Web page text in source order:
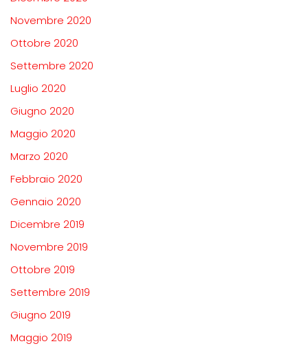
Novembre 2020
Ottobre 2020
Settembre 2020
Luglio 2020
Giugno 2020
Maggio 2020
Marzo 2020
Febbraio 2020
Gennaio 2020
Dicembre 2019
Novembre 2019
Ottobre 2019
Settembre 2019
Giugno 2019
Maggio 2019